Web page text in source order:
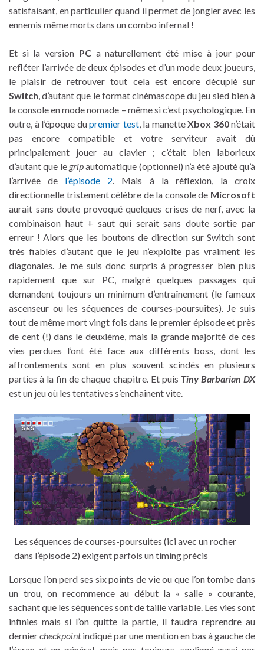
satisfaisant, en particulier quand il permet de jongler avec les
ennemis même morts dans un combo infernal !
Et si la version PCa naturellement été mise à jour pour
refléter l’arrivée de deux épisodes et d’un mode deux joueurs,
le plaisir de retrouver tout cela est encore décuplé sur
Switch, d’autant que le format cinémascope du jeu sied bien à
la console en mode nomade – même si c’est psychologique. En
outre, à l’époque dupremier test, la manetteXbox 360n’était
pas encore compatible et votre serviteur avait dû
principalement jouer au clavier ; c’était bien laborieux
d’autant que le gripautomatique (optionnel) n’a été ajouté qu’à
l’arrivée de l’épisode 2. Mais à la réflexion, la croix
directionnelle tristement célèbre de la console de Microsoft
aurait sans doute provoqué quelques crises de nerf, avec la
combinaison haut + saut qui serait sans doute sortie par
erreur ! Alors que les boutons de direction sur Switch sont
très fiables d’autant que le jeu n’exploite pas vraiment les
diagonales. Je me suis donc surpris à progresser bien plus
rapidement que sur PC, malgré quelques passages qui
demandent toujours un minimum d’entraînement (le fameux
ascenseur ou les séquences de courses-poursuites). Je suis
tout de même mort vingt fois dans le premier épisode et près
de cent (!) dans le deuxième, mais la grande majorité de ces
vies perdues l’ont été face aux différents boss, dont les
affrontements sont en plus souvent scindés en plusieurs
parties à la fin de chaque chapitre. Et puis Tiny Barbarian DX
est un jeu où les tentatives s’enchaînent vite.
Les séquences de courses-poursuites (ici avec un rocher
dans l’épisode 2) exigent parfois un timing précis
Lorsque l’on perd ses six points de vie ou que l’on tombe dans
un trou, on recommence au début la « salle » courante,
sachant que les séquences sont de taille variable. Les vies sont
infinies mais si l’on quitte la partie, il faudra reprendre au
derniercheckpointindiqué par une mention en bas à gauche de